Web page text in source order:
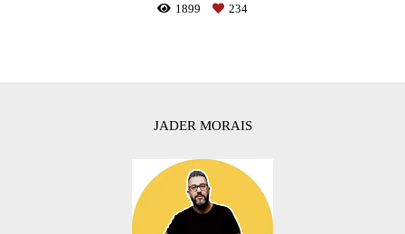
1899 234
JADER MORAIS